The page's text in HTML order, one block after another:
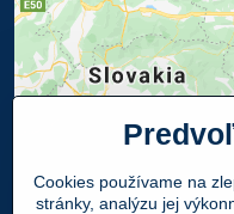
Cookies používame na
stránky, analýzu jej